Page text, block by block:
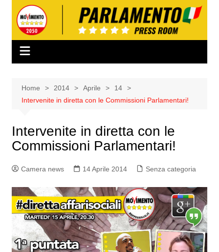
contenuto
Home 2014 Aprile
14
Intervenite in diretta con le Commissioni Parlamentari!
Intervenite in diretta con le
Commissioni Parlamentari!
Camera news 14 Aprile 2014 Senza categoria